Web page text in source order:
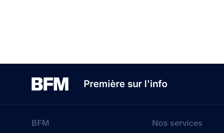
Première sur l'info
BFM Nos services